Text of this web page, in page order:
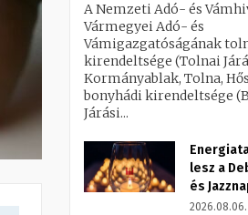
A Nemzeti Adó- és
Vármegyei Adó- és
Vámigazgatóságának
kirendeltsége (Tolnai
Kormányablak, Tolna,
bonyhádi kirendeltsége
Járási...
lesz a
és
2026.08.06.